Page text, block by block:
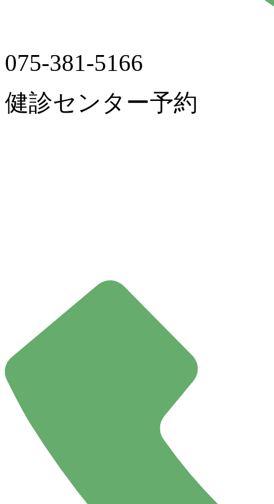
075-381-5166
健診センター予約